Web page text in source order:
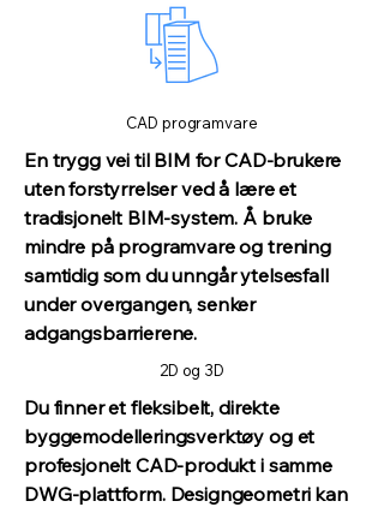
CAD programvare
En trygg vei til BIM for CAD-brukere
uten forstyrrelser ved å lære et
tradisjonelt BIM-system. Å bruke
mindre på programvare og trening
samtidig som du unngår ytelsesfall
under overgangen, senker
adgangsbarrierene.
2D og 3D
Du finner et fleksibelt, direkte
byggemodelleringsverktøy og et
profesjonelt CAD-produkt i samme
DWG-plattform. Designgeometri kan